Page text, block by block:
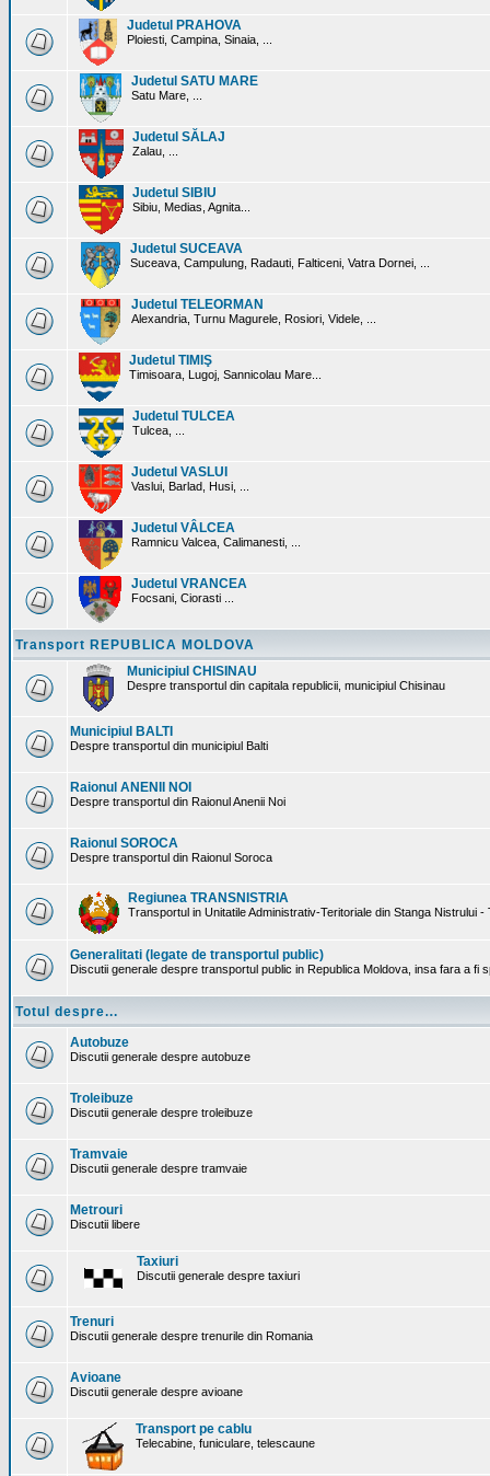
Judetul PRAHOVA
Ploiesti, Campina, Sinaia, ...
Judetul SATU MARE
Satu Mare, ...
Judetul SĂLAJ
Zalau, ...
Judetul SIBIU
Sibiu, Medias, Agnita...
Judetul SUCEAVA
Suceava, Campulung, Radauti, Falticeni, Vatra Dornei, ...
Judetul TELEORMAN
Alexandria, Turnu Magurele, Rosiori, Videle, ...
Judetul TIMIŞ
Timisoara, Lugoj, Sannicolau Mare...
Judetul TULCEA
Tulcea, ...
Judetul VASLUI
Vaslui, Barlad, Husi, ...
Judetul VÂLCEA
Ramnicu Valcea, Calimanesti, ...
Judetul VRANCEA
Focsani, Ciorasti ...
Transport REPUBLICA MOLDOVA
Municipiul CHISINAU
Despre transportul din capitala republicii, municipiul Chisinau
Municipiul BALTI
Despre transportul din municipiul Balti
Raionul ANENII NOI
Despre transportul din Raionul Anenii Noi
Raionul SOROCA
Despre transportul din Raionul Soroca
Regiunea TRANSNISTRIA
Transportul in Unitatile Administrativ-Teritoriale din Stanga Nistrului -
Generalitati (legate de transportul public)
Discutii generale despre transportul public in Republica Moldova, insa fara a fi
Totul despre...
Autobuze
Discutii generale despre autobuze
Troleibuze
Discutii generale despre troleibuze
Tramvaie
Discutii generale despre tramvaie
Metrouri
Discutii libere
Taxiuri
Discutii generale despre taxiuri
Trenuri
Discutii generale despre trenurile din Romania
Avioane
Discutii generale despre avioane
Transport pe cablu
Telecabine, funiculare, telescaune